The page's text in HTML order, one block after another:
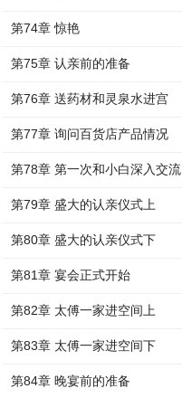
第74章 惊艳
第75章 认亲前的准备
第76章 送药材和灵泉水进宫
第77章 询问百货店产品情况
第78章 第一次和小白深入交流
第79章 盛大的认亲仪式上
第80章 盛大的认亲仪式下
第81章 宴会正式开始
第82章 太傅一家进空间上
第83章 太傅一家进空间下
第84章 晚宴前的准备